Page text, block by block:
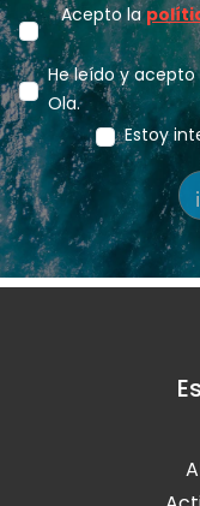
Acepto la
He leído y
Ola.
Estoy